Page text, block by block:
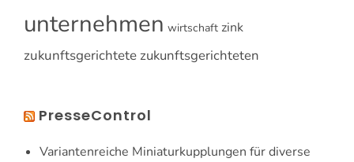
unternehmen wirtschaft zink
zukunftsgerichtete zukunftsgerichteten
PresseControl
Variantenreiche Miniaturkupplungen für diverse